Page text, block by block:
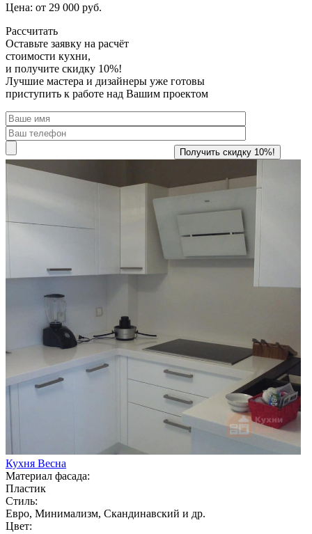
Цена: от 29 000 руб.
Рассчитать
Оставьте заявку на расчёт
стоимости кухни,
и получите скидку 10%!
Лучшие мастера и дизайнеры уже готовы
приступить к работе над Вашим проектом
Кухня Весна
Материал фасада:
Пластик
Стиль:
Евро, Минимализм, Скандинавский и др.
Цвет: